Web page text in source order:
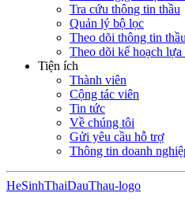
Tra cứu thông tin thầu
Quản lý bộ lọc
Theo dõi thông tin thầu
Theo dõi kế hoạch lựa
Tiện ích
Thành viên
Cộng tác viên
Tin tức
Về chúng tôi
Gửi yêu cầu hỗ trợ
Thông tin doanh
HeSinhThaiDauThau-logo